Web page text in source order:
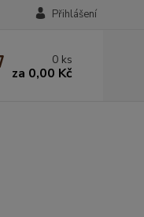
Přihlášení
0 ks
za 0,00 Kč